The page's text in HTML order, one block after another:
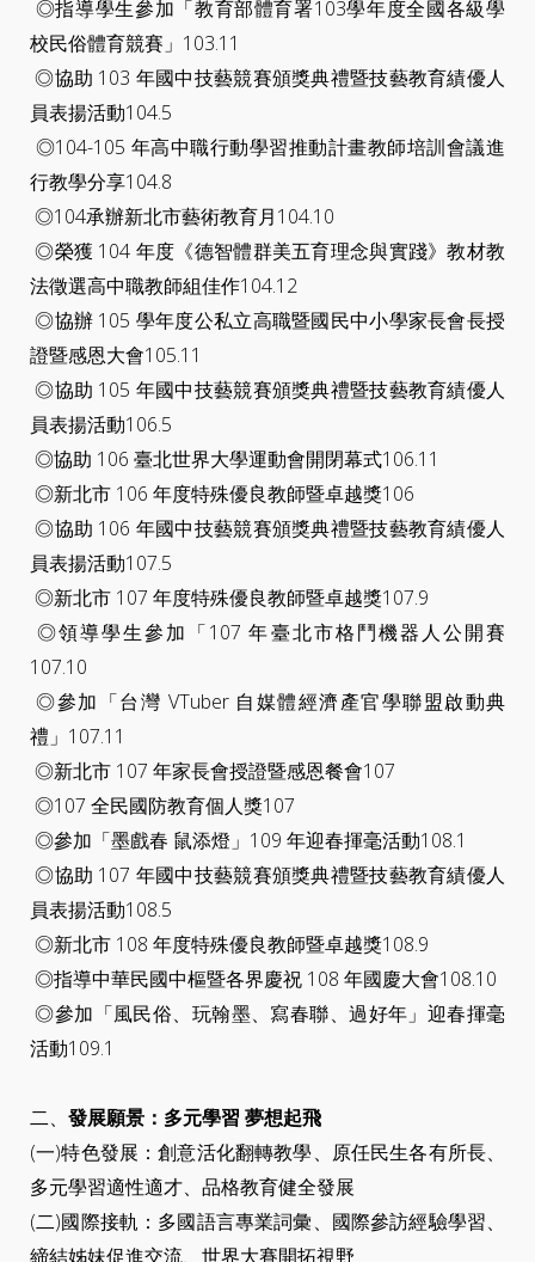
◎指導學生參加「教育部體育署103學年度全國各級學
校民俗體育競賽」103.11
◎協助 103 年國中技藝競賽頒獎典禮暨技藝教育績優人
員表揚活動104.5
◎104-105 年高中職行動學習推動計畫教師培訓會議進
行教學分享104.8
◎104承辦新北市藝術教育月104.10
◎榮獲 104 年度《德智體群美五育理念與實踐》教材教
法徵選高中職教師組佳作104.12
◎協辦 105 學年度公私立高職暨國民中小學家長會長授
證暨感恩大會105.11
◎協助 105 年國中技藝競賽頒獎典禮暨技藝教育績優人
員表揚活動106.5
◎協助 106 臺北世界大學運動會開閉幕式106.11
◎新北市 106 年度特殊優良教師暨卓越獎106
◎協助 106 年國中技藝競賽頒獎典禮暨技藝教育績優人
員表揚活動107.5
◎新北市 107 年度特殊優良教師暨卓越獎107.9
◎領導學生參加「107 年臺北市格鬥機器人公開賽
107.10
◎參加「台灣 VTuber 自媒體經濟產官學聯盟啟動典
禮」107.11
◎新北市 107 年家長會授證暨感恩餐會107
◎107 全民國防教育個人獎107
◎參加「墨戲春 鼠添燈」109 年迎春揮毫活動108.1
◎協助 107 年國中技藝競賽頒獎典禮暨技藝教育績優人
員表揚活動108.5
◎新北市 108 年度特殊優良教師暨卓越獎108.9
◎指導中華民國中樞暨各界慶祝 108 年國慶大會108.10
◎參加「風民俗、玩翰墨、寫春聯、過好年」迎春揮毫
活動109.1
二、 發展願景：多元學習 夢想起飛
(一)特色發展：創意活化翻轉教學、原任民生各有所長、
多元學習適性適才、品格教育健全發展
(二)國際接軌：多國語言專業詞彙、國際參訪經驗學習、
締結姊妹促進交流、世界大賽開拓視野